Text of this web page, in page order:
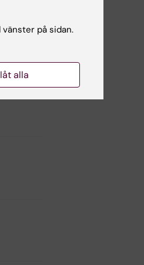
på sidan.
alla